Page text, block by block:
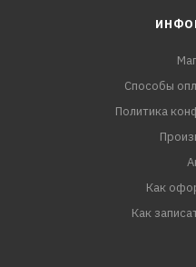
Способы
Политика
Как
Как